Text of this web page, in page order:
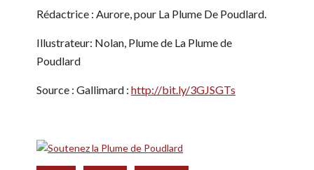
Rédactrice : Aurore, pour La Plume De Poudlard.
Illustrateur: Nolan, Plume de La Plume de
Poudlard
Source : Gallimard : http://bit.ly/3GJSGTs